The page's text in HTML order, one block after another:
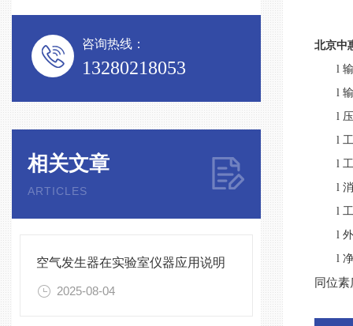
咨询热线：
13280218053
相关文章
ARTICLES
空气发生器在实验室仪器应用说明
2025-08-04
北京中
l
l
l
l
l
l
l
l
l
同位